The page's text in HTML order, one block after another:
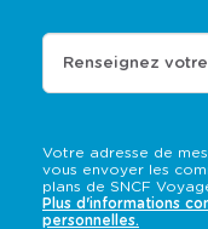
Votre adresse de
vous envoyer les
plans de SNCF
Plus d'informations
personnelles.
Renseignez votre